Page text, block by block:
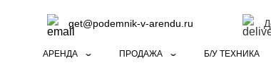
АРЕНДА ПРОДАЖА Б/У ТЕХНИКА
get@podemnik-v-arendu.ru